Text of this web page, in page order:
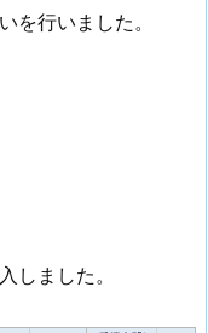
を行いました。
しました。